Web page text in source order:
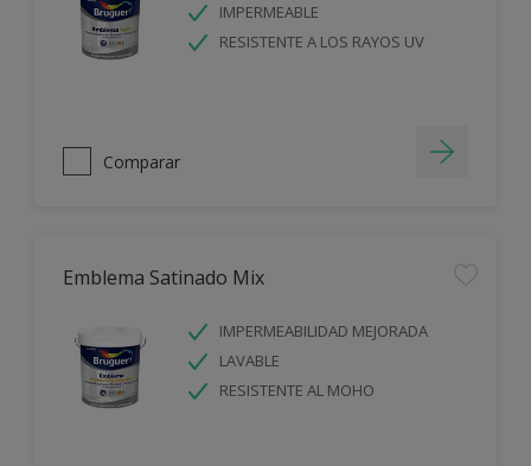
IMPERMEABLE
RESISTENTE A LOS RAYOS UV
Comparar
Emblema Satinado Mix
IMPERMEABILIDAD MEJORADA
LAVABLE
RESISTENTE AL MOHO